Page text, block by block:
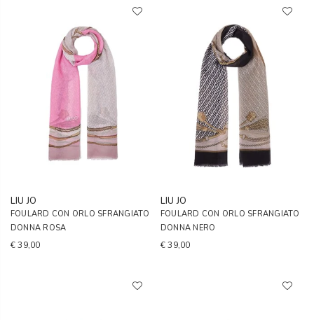
LIU JO
FOULARD CON ORLO SFRANGIATO
DONNA ROSA
€ 39,00
LIU JO
FOULARD CON ORLO SFRANGIATO
DONNA NERO
€ 39,00